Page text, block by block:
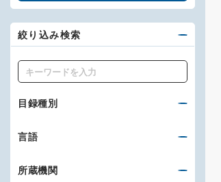
絞り込み検索
キーワード
目録種別
言語
所蔵機関